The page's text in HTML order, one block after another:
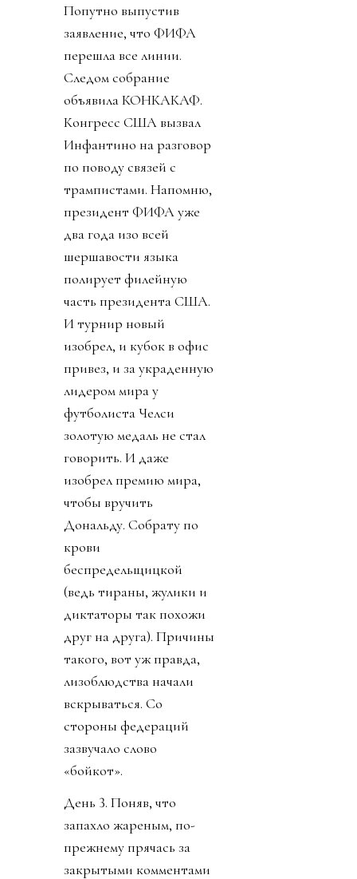
Попутно выпустив
заявление, что ФИФА
перешла все линии.
Следом собрание
объявила КОНКАКАФ.
Конгресс США вызвал
Инфантино на разговор
по поводу связей с
трампистами. Напомню,
президент ФИФА уже
два года изо всей
шершавости языка
полирует филейную
часть президента США.
И турнир новый
изобрел, и кубок в офис
привез, и за украденную
лидером мира у
футболиста Челси
золотую медаль не стал
говорить. И даже
изобрел премию мира,
чтобы вручить
Дональду. Собрату по
крови
беспредельщицкой
(ведь тираны, жулики и
диктаторы так похожи
друг на друга). Причины
такого, вот уж правда,
лизоблюдства начали
вскрываться. Со
стороны федераций
зазвучало слово
«бойкот».
День 3. Поняв, что
запахло жареным, по-
прежнему прячась за
закрытыми комментами